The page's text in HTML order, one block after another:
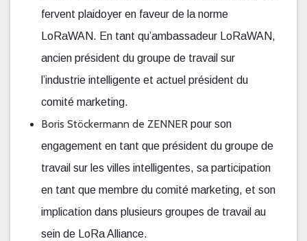
fervent plaidoyer en faveur de la norme
LoRaWAN. En tant qu’ambassadeur LoRaWAN,
ancien président du groupe de travail sur
l’industrie intelligente et actuel président du
comité marketing.
Boris Stöckermann de ZENNER pour son
engagement en tant que président du groupe de
travail sur les villes intelligentes, sa participation
en tant que membre du comité marketing, et son
implication dans plusieurs groupes de travail au
sein de LoRa Alliance.